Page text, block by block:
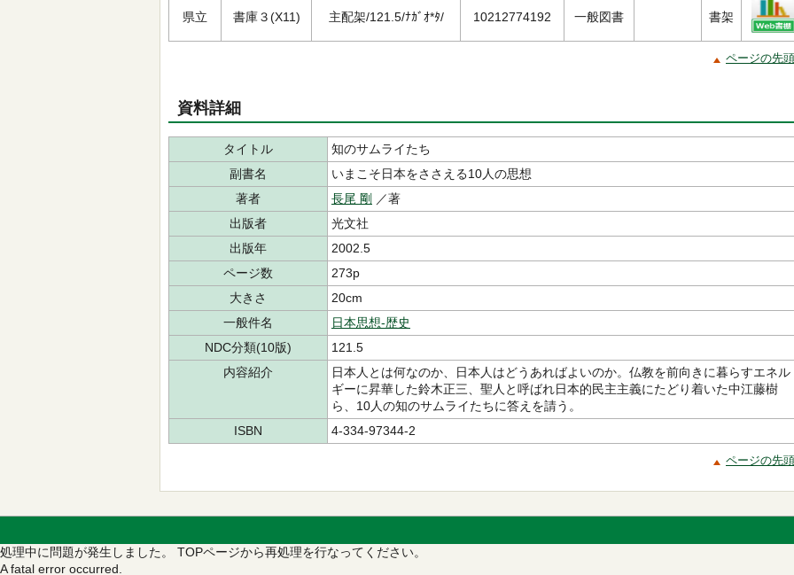
県立 書庫３(X11) 主配架/121.5/ﾅｶﾞｵ*ﾀ/ 10212774192 一般図書 書架
ページの先
資料詳細
タイトル
知のサムライたち
副書名
いまこそ日本をささえる10人の思想
著者
長尾 剛
／著
出版者
光文社
出版年
2002.5
ページ数
273p
大きさ
20cm
一般件名
日本思想-歴史
NDC分類(10版)
121.5
内容紹介
日本人とは何なのか、日本人はどうあればよいのか。仏教を前向きに暮らすエネル
ギーに昇華した鈴木正三、聖人と呼ばれ日本的民主主義にたどり着いた中江藤樹
ら、10人の知のサムライたちに答えを請う。
ISBN
4-334-97344-2
ページの先
処理中に問題が発生しました。 TOPページから再処理を行なってください。
A fatal error occurred.